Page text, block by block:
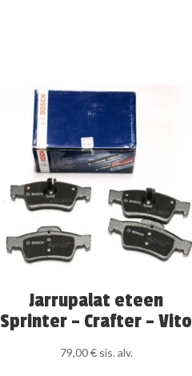
Jarrupalat eteen
Sprinter – Crafter – Vito
79,00€ sis. alv.